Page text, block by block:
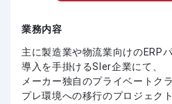
業務内容
主に製造業や物流業向けのERP
導入を手掛けるSIer企業にて、
メーカー独自のプライベートク
プレ環境への移行のプロジェク